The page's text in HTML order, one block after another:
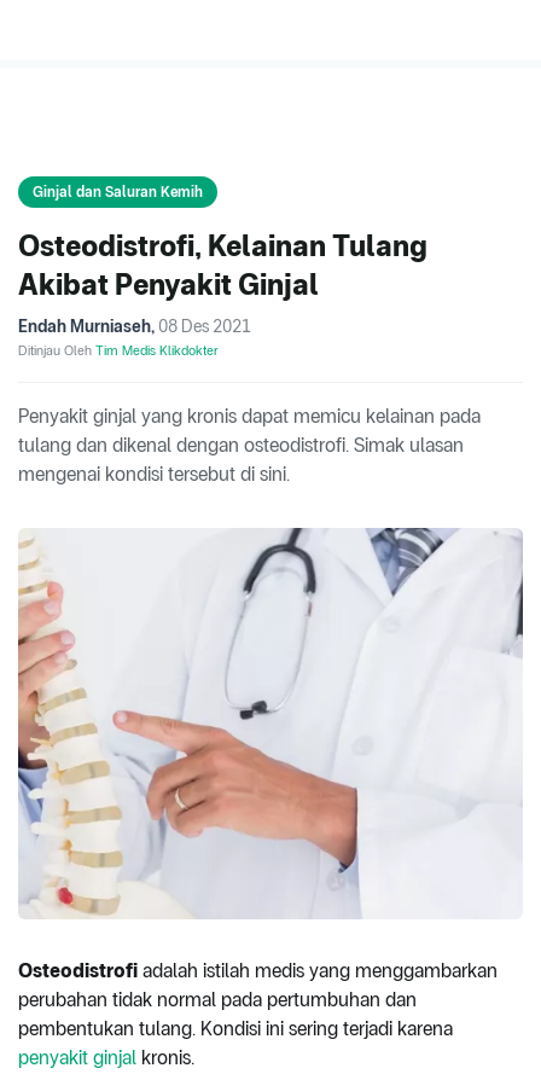
Ginjal dan Saluran Kemih
Osteodistrofi, Kelainan Tulang
Akibat Penyakit Ginjal
Endah Murniaseh, 08 Des 2021
Ditinjau Oleh Tim Medis Klikdokter
Penyakit ginjal yang kronis dapat memicu kelainan pada
tulang dan dikenal dengan osteodistrofi. Simak ulasan
mengenai kondisi tersebut di sini.
Osteodistrofi adalah istilah medis yang menggambarkan
perubahan tidak normal pada pertumbuhan dan
pembentukan tulang. Kondisi ini sering terjadi karena
penyakit ginjal kronis.